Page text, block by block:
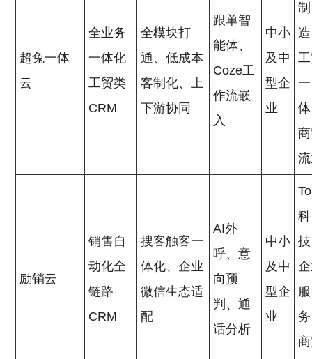
超兔一体
云
全业务
一体化
工贸类
CRM
全模块打
通、低成本
客制化、上
下游协同
跟单智
能体、
Coze工
作流嵌
入
中小
及中
型企
业
制
一
励销云
销售自
动化全
链路
CRM
搜客触客一
体化、企业
微信生态适
配
AI外
呼、意
向预
判、通
话分析
中小
及中
型企
业
科
服